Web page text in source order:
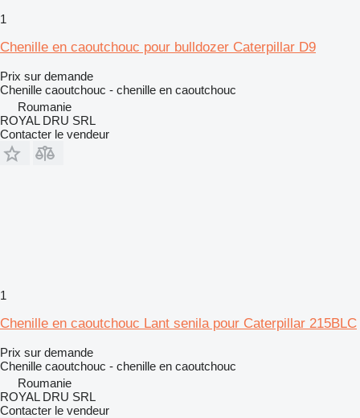
1
Chenille en caoutchouc pour bulldozer Caterpillar D9
Prix sur demande
Chenille caoutchouc - chenille en caoutchouc
Roumanie
ROYAL DRU SRL
Contacter le vendeur
1
Chenille en caoutchouc Lant senila pour Caterpillar 215BLC
Prix sur demande
Chenille caoutchouc - chenille en caoutchouc
Roumanie
ROYAL DRU SRL
Contacter le vendeur